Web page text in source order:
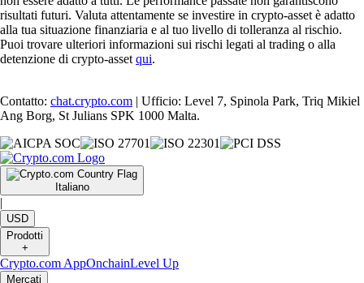
risultati futuri. Valuta attentamente se investire in crypto-asset è adatto
alla tua situazione finanziaria e al tuo livello di tolleranza al rischio.
Puoi trovare ulteriori informazioni sui rischi legati al trading o alla
detenzione di crypto-asset qui.
Contatto: chat.crypto.com | Ufficio: Level 7, Spinola Park, Triq Mikiel
Ang Borg, St Julians SPK 1000 Malta.
Italiano
|
USD
Prodotti
+
Crypto.com AppOnchainLevel Up
Mercati